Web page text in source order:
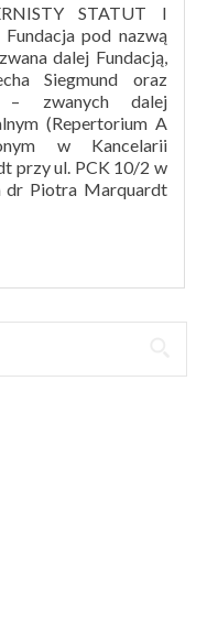
STATUT I
pod nazwą
dalej Fundacją,
Siegmund oraz
– zwanych dalej
(Repertorium A
w Kancelarii
przy ul. PCK 10/2 w
dr Piotra MarquardtRead